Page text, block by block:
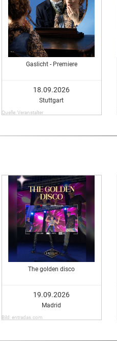
Gaslicht - Premiere
18.09.2026
Stuttgart
Quelle: Veranstalter
The golden disco
19.09.2026
Madrid
Bild: entradas.com